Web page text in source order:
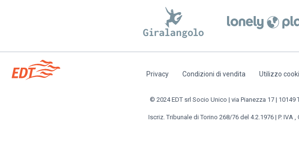
Privacy Condizioni di vendita Utilizzo
© 2024 EDT srl Socio Unico | via Pianezza 17 | 10149
Iscriz. Tribunale di Torino 268/76 del 4.2.1976 | P. IVA